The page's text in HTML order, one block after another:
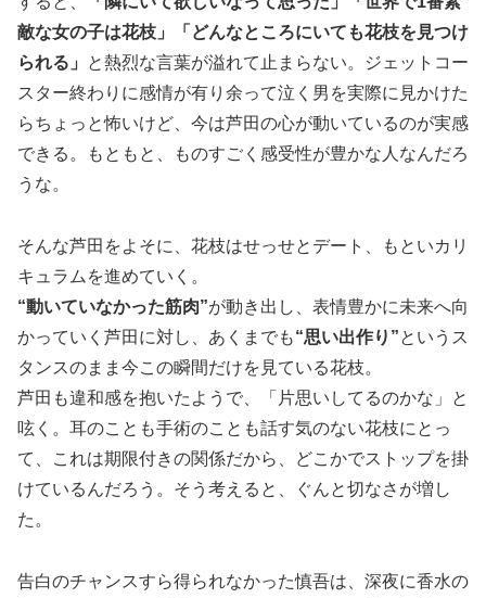
敵な女の子は花枝」「どんなところにいても花枝を見つけ
られる」
と熱烈な言葉が溢れて止まらない。ジェットコー
スター終わりに感情が有り余って泣く男を実際に見かけた
らちょっと怖いけど、今は芦田の心が動いているのが実感
できる。もともと、ものすごく感受性が豊かな人なんだろ
うな。
そんな芦田をよそに、花枝はせっせとデート、もといカリ
キュラムを進めていく。
“動いていなかった筋肉”が動き出し、表情豊かに未来へ向
かっていく芦田に対し、あくまでも“思い出作り”というス
タンスのまま今この瞬間だけを見ている花枝。
芦田も違和感を抱いたようで、「片思いしてるのかな」と
呟く。耳のことも手術のことも話す気のない花枝にとっ
て、これは期限付きの関係だから、どこかでストップを掛
けているんだろう。そう考えると、ぐんと切なさが増し
た。
告白のチャンスすら得られなかった慎吾は、深夜に香水の